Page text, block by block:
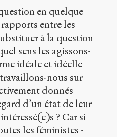
en quelque
entre les
à la question
sens les agissons-
idéale et idéelle
nous sur
donnés
d’un état de leur
? Car si
les féministes -